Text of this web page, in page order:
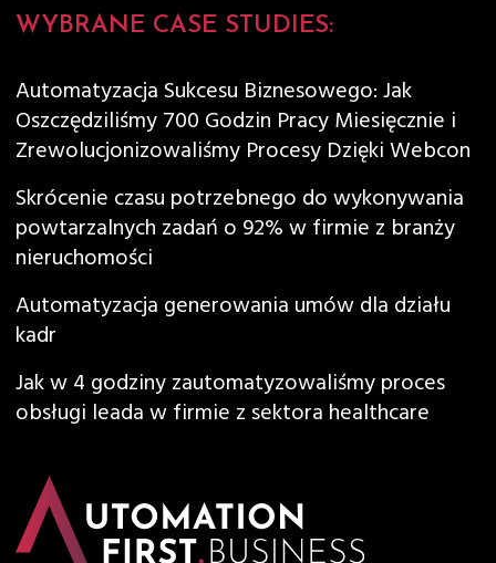
WYBRANE CASE STUDIES:
Automatyzacja Sukcesu Biznesowego: Jak
Oszczędziliśmy 700 Godzin Pracy Miesięcznie i
Zrewolucjonizowaliśmy Procesy Dzięki Webcon
Skrócenie czasu potrzebnego do wykonywania
powtarzalnych zadań o 92% w firmie z branży
nieruchomości
Automatyzacja generowania umów dla działu
kadr
Jak w 4 godziny zautomatyzowaliśmy proces
obsługi leada w firmie z sektora healthcare